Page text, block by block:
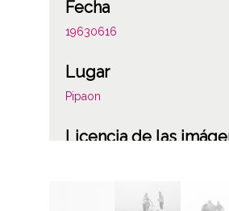
Fecha
19630616
Lugar
Pipaon
Licencia de las